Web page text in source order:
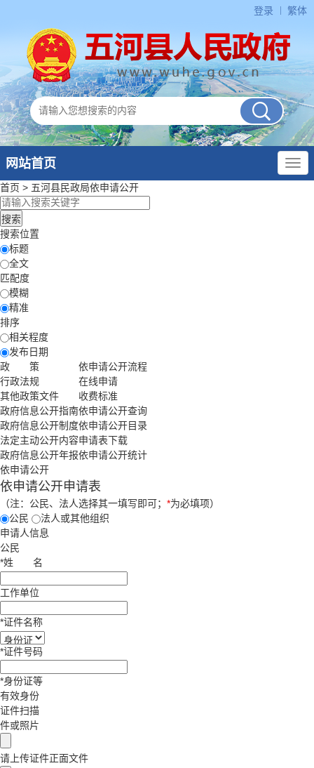
登录 繁体
网站首页
首页 > 五河县民政局依申请公开
搜索位置
标题
全文
匹配度
模糊
精准
排序
相关程度
发布日期
政 策
行政法规
其他政策文件
政府信息公开指南
政府信息公开制度
法定主动公开内容
政府信息公开年报
依申请公开
依申请公开流程
在线申请
收费标准
依申请公开查询
依申请公开目录
申请表下载
依申请公开统计
依申请公开申请表
（注：公民、法人选择其一填写即可； *为必填项）
公民
法人或其他组织
申请人信息
公民
*姓 名
工作单位
*证件名称
*证件号码
*身份证等
有效身份
证件扫描
件或照片
请上传证件正面文件